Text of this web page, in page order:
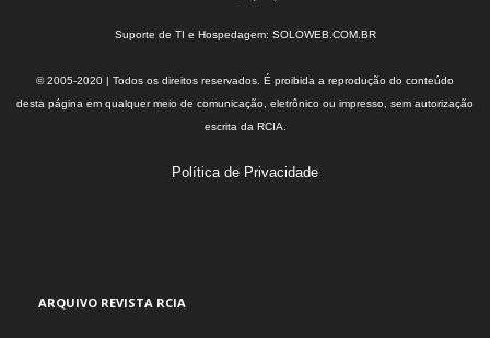
Suporte de TI e Hospedagem: SOLOWEB.COM.BR
© 2005-2020 | Todos os direitos reservados. É proibida a reprodução do conteúdo
desta página em qualquer meio de comunicação, eletrônico ou impresso, sem autorização
escrita da RCIA.
Política de Privacidade
ARQUIVO REVISTA RCIA